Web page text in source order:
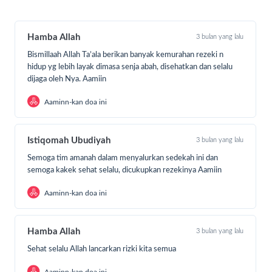
membeli atau memberi makanan.
Hamba Allah 3 bulan yang lalu
Bismillaah Allah Ta’ala berikan banyak kemurahan rezeki n
hidup yg lebih layak dimasa senja abah, disehatkan dan selalu
dijaga oleh Nya. Aamiin
Aaminn-kan doa ini
Istiqomah Ubudiyah 3 bulan yang lalu
Semoga tim amanah dalam menyalurkan sedekah ini dan
semoga kakek sehat selalu, dicukupkan rezekinya Aamiin
Aaminn-kan doa ini
Hamba Allah 3 bulan yang lalu
Sehat selalu Allah lancarkan rizki kita semua